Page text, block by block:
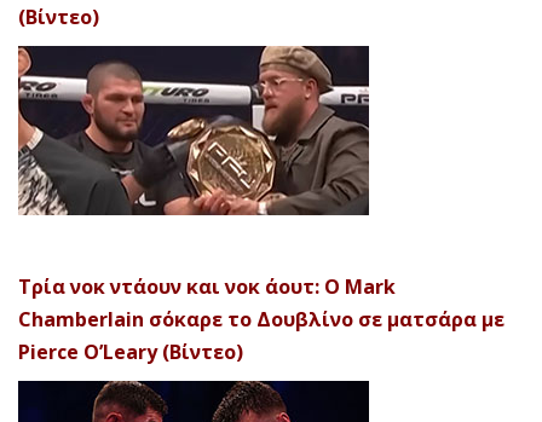
(Βίντεο)
Τρία νοκ ντάουν και νοκ άουτ: Ο Mark
Chamberlain σόκαρε το Δουβλίνο σε ματσάρα με
Pierce O’Leary (Βίντεο)